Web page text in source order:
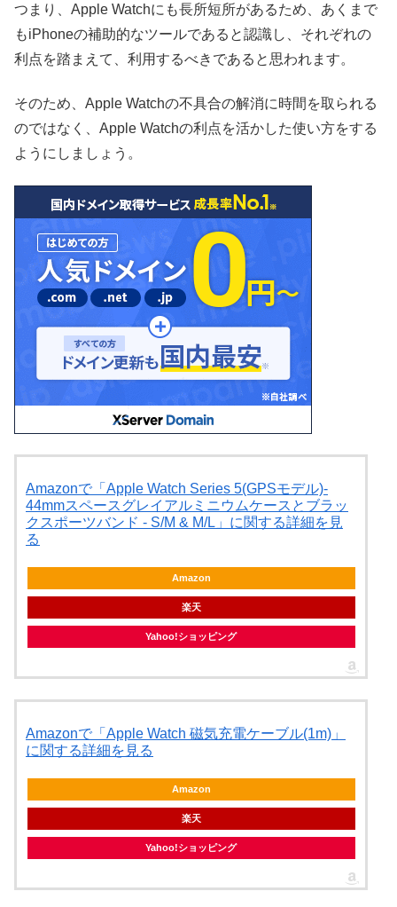
つまり、Apple Watchにも長所短所があるため、あくまで
もiPhoneの補助的なツールであると認識し、それぞれの
利点を踏まえて、利用するべきであると思われます。
そのため、Apple Watchの不具合の解消に時間を取られる
のではなく、Apple Watchの利点を活かした使い方をする
ようにしましょう。
Amazonで「Apple Watch Series 5(GPSモデル)-
44mmスペースグレイアルミニウムケースとブラッ
クスポーツバンド - S/M & M/L」に関する詳細を見
る
Amazon
楽天
Yahoo!ショッピング
Amazonで「Apple Watch 磁気充電ケーブル(1m)」
に関する詳細を見る
Amazon
楽天
Yahoo!ショッピング